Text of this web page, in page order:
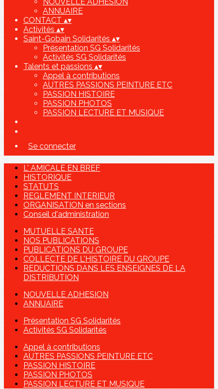
ANNUAIRE
CONTACT ▴▾
Activités ▴▾
Saint-Gobain Solidarités ▴▾
Présentation SG Solidarités
Activités SG Solidarités
Talents et passions ▴▾
Appel à contributions
AUTRES PASSIONS PEINTURE ETC
PASSION HISTOIRE
PASSION PHOTOS
PASSION LECTURE ET MUSIQUE
Se connecter
L' AMICALE EN BREF
HISTORIQUE
STATUTS
REGLEMENT INTERIEUR
ORGANISATION en sections
Conseil d'administration
MUTUELLE SANTE
NOS PUBLICATIONS
PUBLICATIONS DU GROUPE
COLLECTE DE L'HISTOIRE DU GROUPE
REDUCTIONS DANS LES ENSEIGNES DE LA
DISTRIBUTION
NOUVELLE ADHESION
ANNUAIRE
Présentation SG Solidarités
Activités SG Solidarités
Appel à contributions
AUTRES PASSIONS PEINTURE ETC
PASSION HISTOIRE
PASSION PHOTOS
PASSION LECTURE ET MUSIQUE